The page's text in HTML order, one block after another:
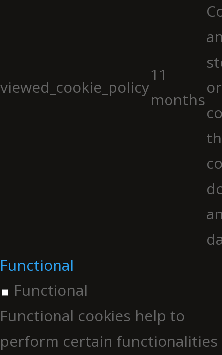
viewed_cookie_policy
11
months
Functional
Functional
Functional cookies help to
perform certain functionalities